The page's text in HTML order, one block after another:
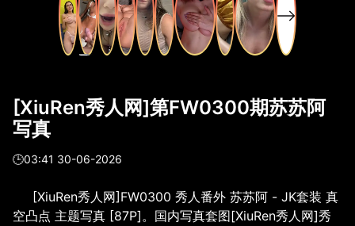
[XiuRen秀人网]第FW0300期苏苏阿
写真
🕒03:41 30-06-2026
[XiuRen秀人网]FW0300 秀人番外 苏苏阿 - JK套装 真
空凸点 主题写真 [87P]。国内写真套图[XiuRen秀人网]秀